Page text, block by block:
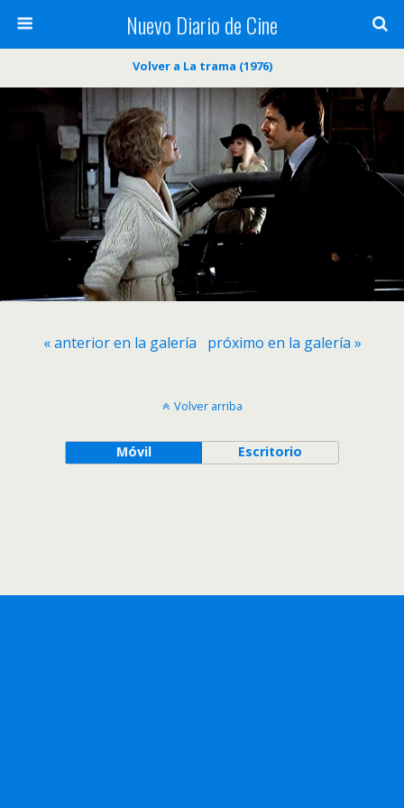
Nuevo Diario de Cine
Volver a La trama (1976)
« anterior en la galería próximo en la galería »
Volver arriba
Móvil Escritorio